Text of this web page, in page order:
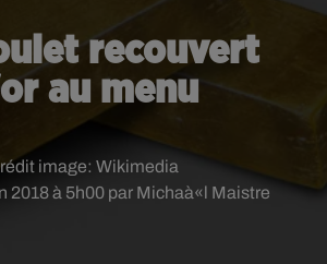
recouvert
au menu
2018 à 5h00 par Michaà«l Maistre
image: Wikimedia